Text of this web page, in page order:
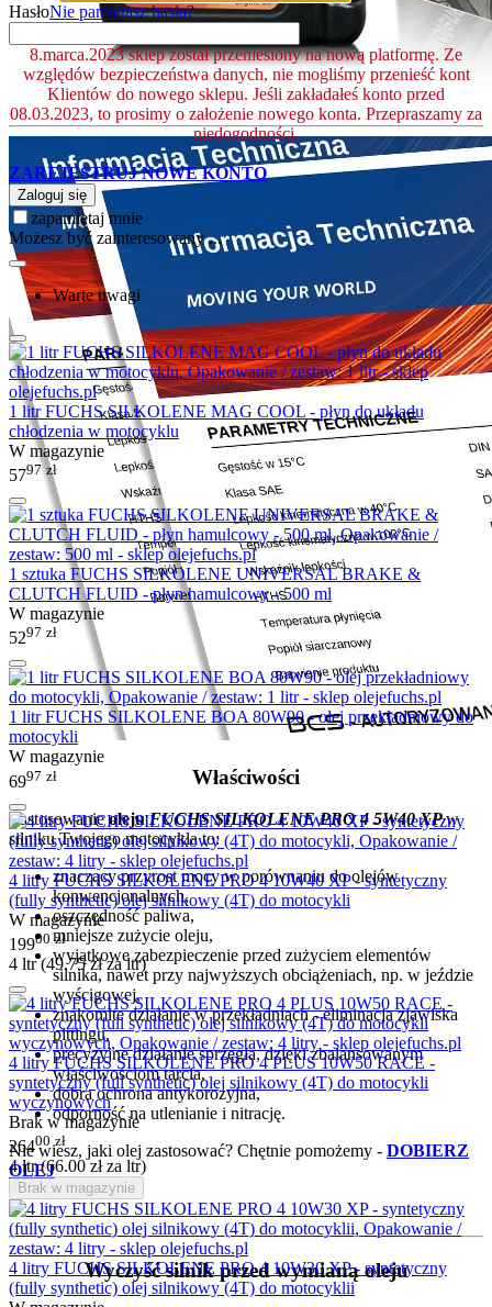
Właściwości
ZastosowanieolejuFUCHS SILKOLENE PRO 4 5W40 XPw
silniku Twojego motocykla to:
znaczący przyrost mocy w porównaniu do olejów
konwencjonalnych,
oszczędność paliwa,
mniejsze zużycie oleju,
wyjątkowe zabezpieczenie przed zużyciem elementów
silnika, nawet przy najwyższych obciążeniach, np. w jeździe
wyścigowej,
znakomite działanie w przekładniach - eliminacja zjawiska
pittingu,
precyzyjne działanie sprzęgła, dzięki zbalansowanym
właściwościom tarcia,
dobra ochrona antykorozyjna,
odporność na utlenianie i nitrację.
Nie wiesz, jaki olej zastosować? Chętnie pomożemy - DOBIERZ
OLEJ
Wyczyść silnik przed wymianą oleju
HasłoNie pamiętasz hasła?
8.marca.2023 sklep został przeniesiony na nową platformę. Ze
względów bezpieczeństwa danych, nie mogliśmy przenieść kont
Klientów do nowego sklepu. Jeśli zakładałeś konto przed
08.03.2023, to prosimy o założenie nowego konta. Przepraszamy za
niedogodności.
ZAREJESTRUJ NOWE KONTO
Zaloguj się
zapamiętaj mnie
Możesz być zainteresowany ...
Warte uwagi
1 litr FUCHS SILKOLENE MAG COOL - płyn do układu
chłodzenia w motocyklu
W magazynie
5797 zł
1 sztuka FUCHS SILKOLENE UNIVERSAL BRAKE &
CLUTCH FLUID - płyn hamulcowy - 500 ml
W magazynie
5297 zł
1 litr FUCHS SILKOLENE BOA 80W90 - olej przekładniowy do
motocykli
W magazynie
6997 zł
4 litry FUCHS SILKOLENE PRO 4 10W40 XP - syntetyczny
(fully synthetic) olej silnikowy (4T) do motocykli
W magazynie
19900 zł
4 ltr (49.75złza ltr)
4 litry FUCHS SILKOLENE PRO 4 PLUS 10W50 RACE -
syntetyczny (full synthetic) olej silnikowy (4T) do motocykli
wyczynowych
Brak w magazynie
26400 zł
4 ltr (66.00złza ltr)
Brak w magazynie
4 litry FUCHS SILKOLENE PRO 4 10W30 XP - syntetyczny
(fully synthetic) olej silnikowy (4T) do motocyklii